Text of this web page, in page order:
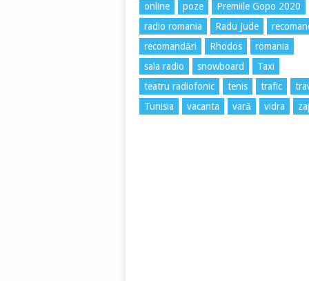
online
poze
Premiile Gopo 2020
radio romania
Radu Jude
recomandări
Rhodos
romania
sala radio
snowboard
Taxi
teatru radiofonic
tenis trafic
Tunisia
vacanta vară vidra